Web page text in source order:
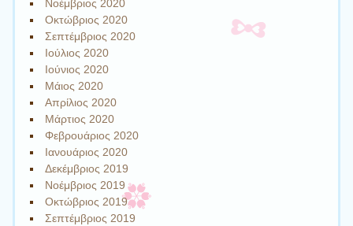
Νοέμβριος 2020
Οκτώβριος 2020
Σεπτέμβριος 2020
Ιούλιος 2020
Ιούνιος 2020
Μάιος 2020
Απρίλιος 2020
Μάρτιος 2020
Φεβρουάριος 2020
Ιανουάριος 2020
Δεκέμβριος 2019
Νοέμβριος 2019
Οκτώβριος 2019
Σεπτέμβριος 2019